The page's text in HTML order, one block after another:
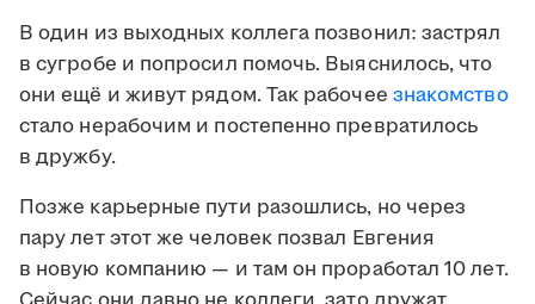
В один из выходных коллега позвонил: застрял
в сугробе и попросил помочь. Выяснилось, что
они ещё и живут рядом. Так рабочее знакомство
стало нерабочим и постепенно превратилось
в дружбу.
Позже карьерные пути разошлись, но через
пару лет этот же человек позвал Евгения
в новую компанию — и там он проработал 10 лет.